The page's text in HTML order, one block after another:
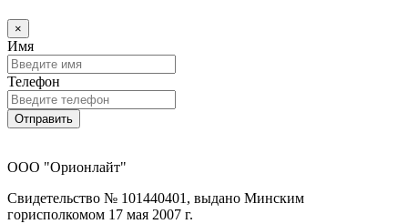
×
Имя
Телефон
Отправить
ООО "Орионлайт"
Свидетельство № 101440401, выдано Минским
горисполкомом 17 мая 2007 г.